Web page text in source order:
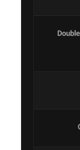
پنبه دونخ گرم‌بافت — Double